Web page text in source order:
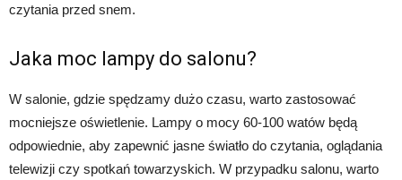
czytania przed snem.
Jaka moc lampy do salonu?
W salonie, gdzie spędzamy dużo czasu, warto zastosować
mocniejsze oświetlenie. Lampy o mocy 60-100 watów będą
odpowiednie, aby zapewnić jasne światło do czytania, oglądania
telewizji czy spotkań towarzyskich. W przypadku salonu, warto